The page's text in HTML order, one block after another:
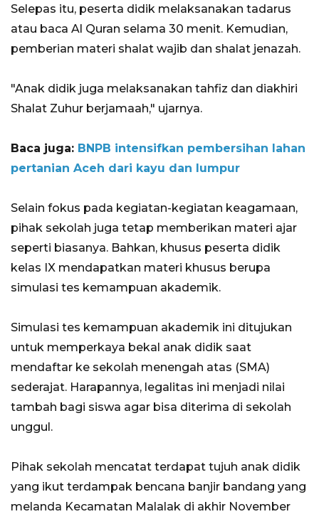
Selepas itu, peserta didik melaksanakan tadarus
atau baca Al Quran selama 30 menit. Kemudian,
pemberian materi shalat wajib dan shalat jenazah.
"Anak didik juga melaksanakan tahfiz dan diakhiri
Shalat Zuhur berjamaah," ujarnya.
Baca juga: BNPB intensifkan pembersihan lahan
pertanian Aceh dari kayu dan lumpur
Selain fokus pada kegiatan-kegiatan keagamaan,
pihak sekolah juga tetap memberikan materi ajar
seperti biasanya. Bahkan, khusus peserta didik
kelas IX mendapatkan materi khusus berupa
simulasi tes kemampuan akademik.
Simulasi tes kemampuan akademik ini ditujukan
untuk memperkaya bekal anak didik saat
mendaftar ke sekolah menengah atas (SMA)
sederajat. Harapannya, legalitas ini menjadi nilai
tambah bagi siswa agar bisa diterima di sekolah
unggul.
Pihak sekolah mencatat terdapat tujuh anak didik
yang ikut terdampak bencana banjir bandang yang
melanda Kecamatan Malalak di akhir November